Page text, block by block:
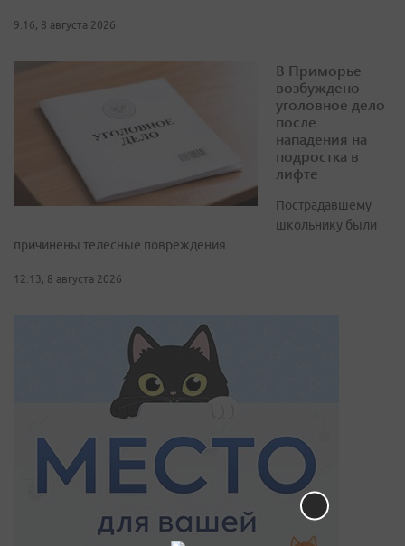
9:16, 8 августа 2026
В Приморье
возбуждено
уголовное дело
после
нападения на
подростка в
лифте
Пострадавшему
школьнику были
причинены телесные повреждения
12:13, 8 августа 2026